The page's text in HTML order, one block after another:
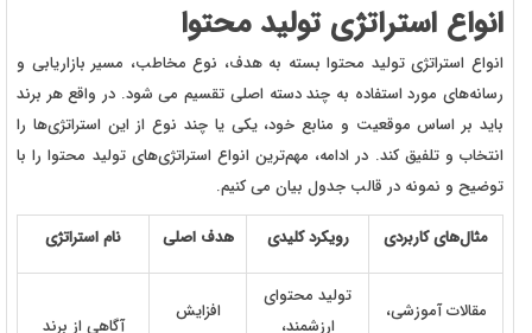
انواع استراتژی تولید محتوا
انواع استراتژی تولید محتوا بسته به هدف، نوع مخاطب، مسیر بازاریابی و
رسانه‌های مورد استفاده به چند دسته اصلی تقسیم می‌ شود. در واقع هر برند
باید بر اساس موقعیت و منابع خود، یکی یا چند نوع از این استراتژی‌ها را
انتخاب و تلفیق کند. در ادامه، مهم‌ترین انواع استراتژی‌های تولید محتوا را با
توضیح و نمونه در قالب جدول بیان می کنیم.
مثال‌های کاربردی رویکرد کلیدی هدف اصلی نام استراتژی
مقالات آموزشی،
تولید محتوای
ارزشمند،
افزایش
آگاهی از برند